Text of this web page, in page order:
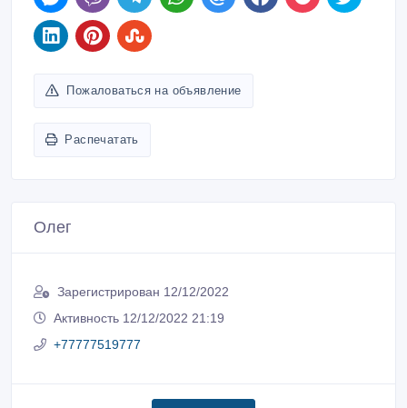
Пожаловаться на объявление
Распечатать
Олег
Зарегистрирован 12/12/2022
Активность 12/12/2022 21:19
+77777519777